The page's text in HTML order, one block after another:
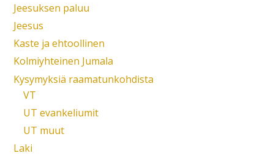
Jeesuksen paluu
Jeesus
Kaste ja ehtoollinen
Kolmiyhteinen Jumala
Kysymyksiä raamatunkohdista
VT
UT evankeliumit
UT muut
Laki